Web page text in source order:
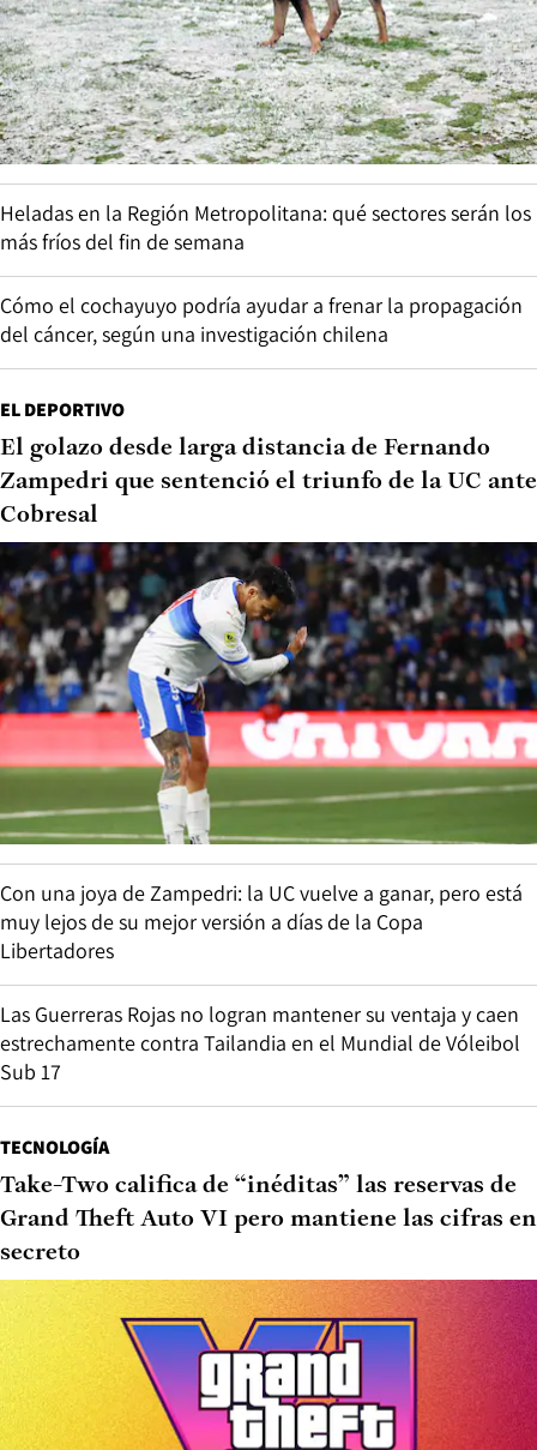
Heladas en la Región Metropolitana: qué sectores serán los
más fríos del fin de semana
Cómo el cochayuyo podría ayudar a frenar la propagación
del cáncer, según una investigación chilena
EL DEPORTIVO
El golazo desde larga distancia de Fernando
Zampedri que sentenció el triunfo de la UC ante
Cobresal
Con una joya de Zampedri: la UC vuelve a ganar, pero está
muy lejos de su mejor versión a días de la Copa
Libertadores
Las Guerreras Rojas no logran mantener su ventaja y caen
estrechamente contra Tailandia en el Mundial de Vóleibol
Sub 17
TECNOLOGÍA
Take-Two califica de “inéditas” las reservas de
Grand Theft Auto VI pero mantiene las cifras en
secreto